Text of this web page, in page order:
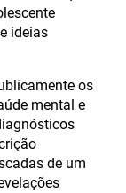
ideias
os
mental e
de um